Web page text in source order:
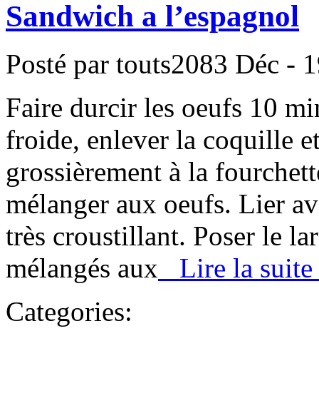
Sandwich a l’espagnol
Posté par touts2083 Déc -
Faire durcir les oeufs 10
froide, enlever la coquille
grossièrement à la
mélanger aux oeufs. Lier
très croustillant. Poser le
mélangés aux Lire la suite
Categories: